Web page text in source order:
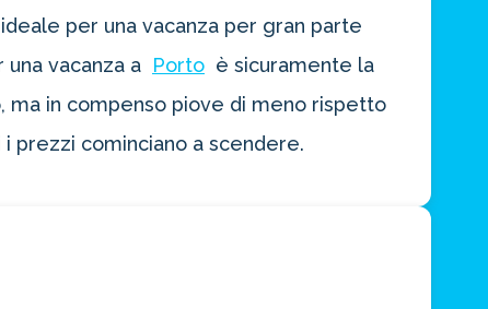
per una vacanza per gran parte
vacanza a Porto è sicuramente la
in compenso piove di meno rispetto
prezzi cominciano a scendere.